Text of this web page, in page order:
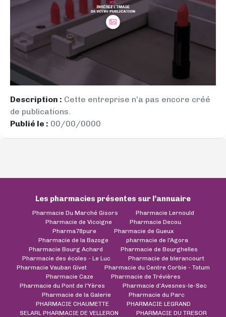
Description : Cette entreprise n’a pas encore créé
de publications.
Publié le : 00/00/0000
Les pharmacies présentes sur l’annuaire
Pharmacie Du Marché Gisors
Pharmacie Lernould
Pharmacie de Vicoigne
Pharmacie Decou
Pharma78pure
Pharmacie de Gueux
Pharmacie de la Bazoge
pharmacie de l'Agora
Pharmacie Bourg Achard
Pharmacie de Bourghelles
Pharmacie des écoles - Le Luc
Pharmacie de blerancourt
Pharmacie Vauban Givet
Pharmacie du Centre Corbie - Totum
Pharmacie Caze
Pharmacie de Trévières
Pharmacie du Pont de l'Yères
Pharmacie d’Avesnes-le-Sec
Pharmacie de la Galerie
Pharmacie du Parc
PHARMACIE CHAUMETTE
PHARMACIE LEGRAND
SELARL PHARMACIE DE VELLERON
PHARMACIE DU TRESOR